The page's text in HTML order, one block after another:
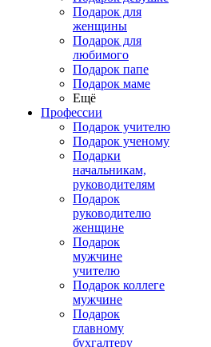
Подарок для
женщины
Подарок для
любимого
Подарок папе
Подарок маме
Ещё
Профессии
Подарок учителю
Подарок ученому
Подарки
начальникам,
руководителям
Подарок
руководителю
женщине
Подарок
мужчине
учителю
Подарок коллеге
мужчине
Подарок
главному
бухгалтеру